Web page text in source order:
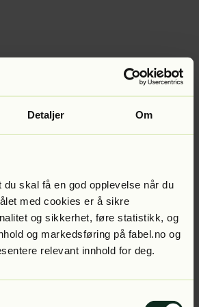
Detaljer Om
skal få en god opplevelse når du
med cookies er å sikre
og sikkerhet, føre statistikk, og
og markedsføring på fabel.no og
relevant innhold for deg.